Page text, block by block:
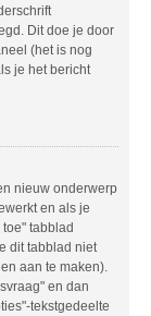
Dit doe je door
(het is nog
je het bericht
nieuw onderwerp
en als je
tabblad
dit tabblad niet
aan te maken).
en dan
tekstgedeelte